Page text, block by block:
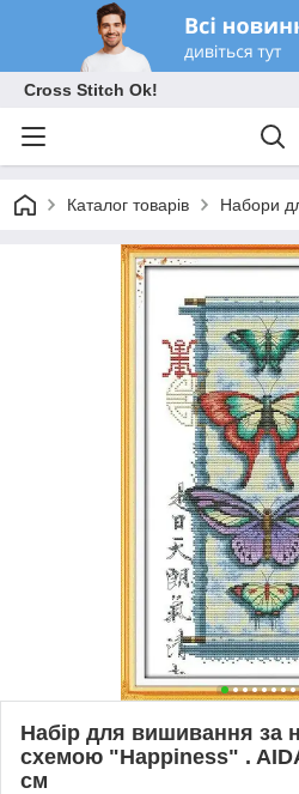
Cross Stitch Ok!
Каталог товарів Набори
Набір для вишивання за
схемою "Happiness" .
см